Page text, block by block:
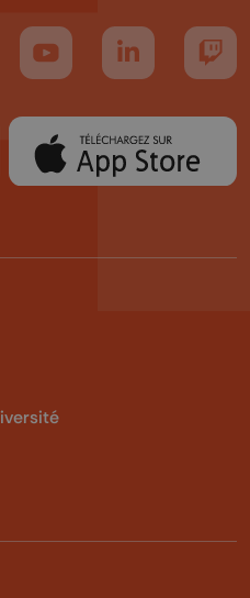
nous sur TikTok
Suivez-nous sur YouTube
Suivez-nous